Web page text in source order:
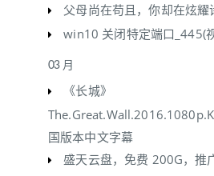
父母尚在苟且，你却在炫耀
win10 关闭特定端口_445(
03 月
《长城》
国版本中文字幕
盛天云盘，免费 200G，推